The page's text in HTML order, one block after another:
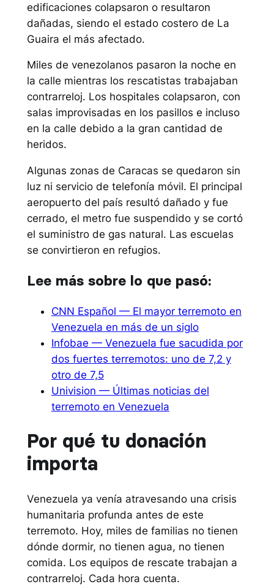
edificaciones colapsaron o resultaron
dañadas, siendo el estado costero de La
Guaira el más afectado.
Miles de venezolanos pasaron la noche en
la calle mientras los rescatistas trabajaban
contrarreloj. Los hospitales colapsaron, con
salas improvisadas en los pasillos e incluso
en la calle debido a la gran cantidad de
heridos.
Algunas zonas de Caracas se quedaron sin
luz ni servicio de telefonía móvil. El principal
aeropuerto del país resultó dañado y fue
cerrado, el metro fue suspendido y se cortó
el suministro de gas natural. Las escuelas
se convirtieron en refugios.
Lee más sobre lo que pasó:
CNN Español — El mayor terremoto en
Venezuela en más de un siglo
Infobae — Venezuela fue sacudida por
dos fuertes terremotos: uno de 7,2 y
otro de 7,5
Univision — Últimas noticias del
terremoto en Venezuela
Por qué tu donación
importa
Venezuela ya venía atravesando una crisis
humanitaria profunda antes de este
terremoto. Hoy, miles de familias no tienen
dónde dormir, no tienen agua, no tienen
comida. Los equipos de rescate trabajan a
contrarreloj. Cada hora cuenta.